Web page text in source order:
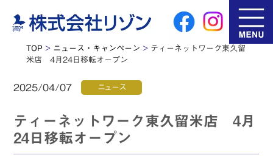
TOP > ニュース・キャンペーン >ティーネットワーク東久留
米店 4月24日移転オープン
2025/04/07 ニュース
ティーネットワーク東久留米店 4月
24日移転オープン